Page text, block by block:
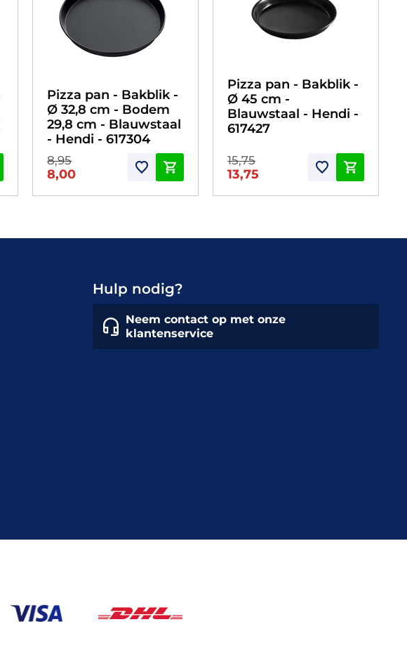
Pizza pan - Bakblik -
Ø 32,8 cm - Bodem
29,8 cm - Blauwstaal
- Hendi - 617304
8,95
8,00
Pizza pan - Bakblik -
Ø 45 cm -
Blauwstaal - Hendi -
617427
15,75
13,75
Hulp nodig?
Neem contact op met onze
klantenservice